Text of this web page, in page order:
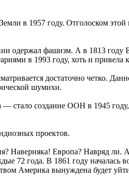
в 1957 году. Отголоском
одержал фашизм. А в 1813
в 1993 году, хоть и привела
достаточно четко.
шумихи.
стало создание ООН в 1945
проектов.
Наверняка! Европа? Навряд
72 года. В 1861 году
Америка вынуждена будет